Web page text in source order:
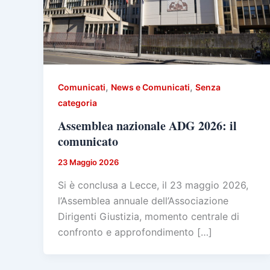
Comunicati, News e Comunicati, Senza
categoria
Assemblea nazionale ADG 2026: il
comunicato
23 Maggio 2026
Si è conclusa a Lecce, il 23 maggio 2026,
l’Assemblea annuale dell’Associazione
Dirigenti Giustizia, momento centrale di
confronto e approfondimento […]